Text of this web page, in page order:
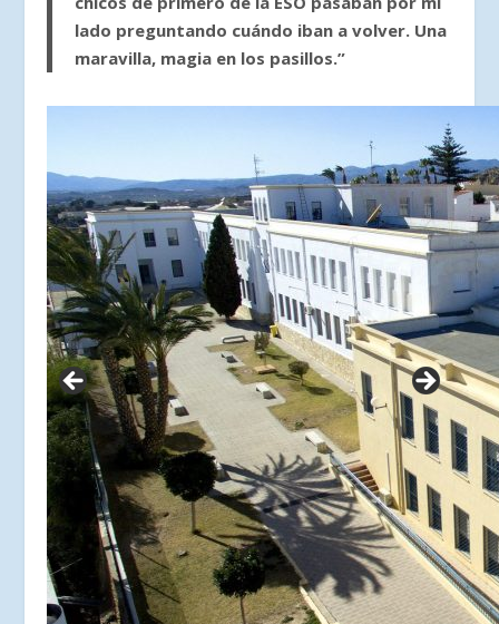
lado preguntando cuándo iban a volver. Una
maravilla, magia en los pasillos.”